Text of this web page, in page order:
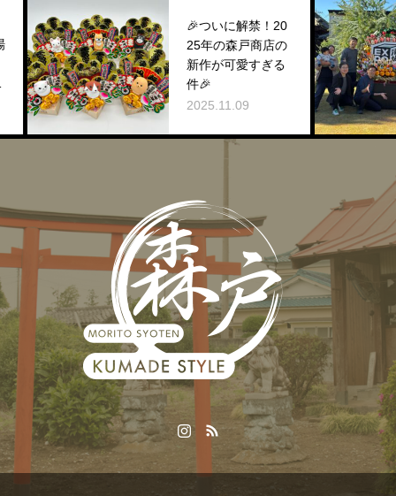
🎉ついに解禁！20
25年の森戸商店の
新作が可愛すぎる
件🎉
2025.11.09